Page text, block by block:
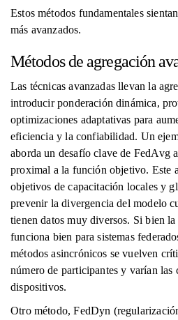
Estos métodos fundamentales
más avanzados.
Métodos de agregación
Las técnicas avanzadas llevan la
introducir ponderación dinámica,
optimizaciones adaptativas para
eficiencia y la confiabilidad. Un
aborda un desafío clave de FedAvg
proximal a la función objetivo. Este
objetivos de capacitación locales y
prevenir la divergencia del modelo
tienen datos muy diversos. Si bien
funciona bien para sistemas
métodos asincrónicos se vuelven
número de participantes y varían las
dispositivos.
Otro método, FedDyn